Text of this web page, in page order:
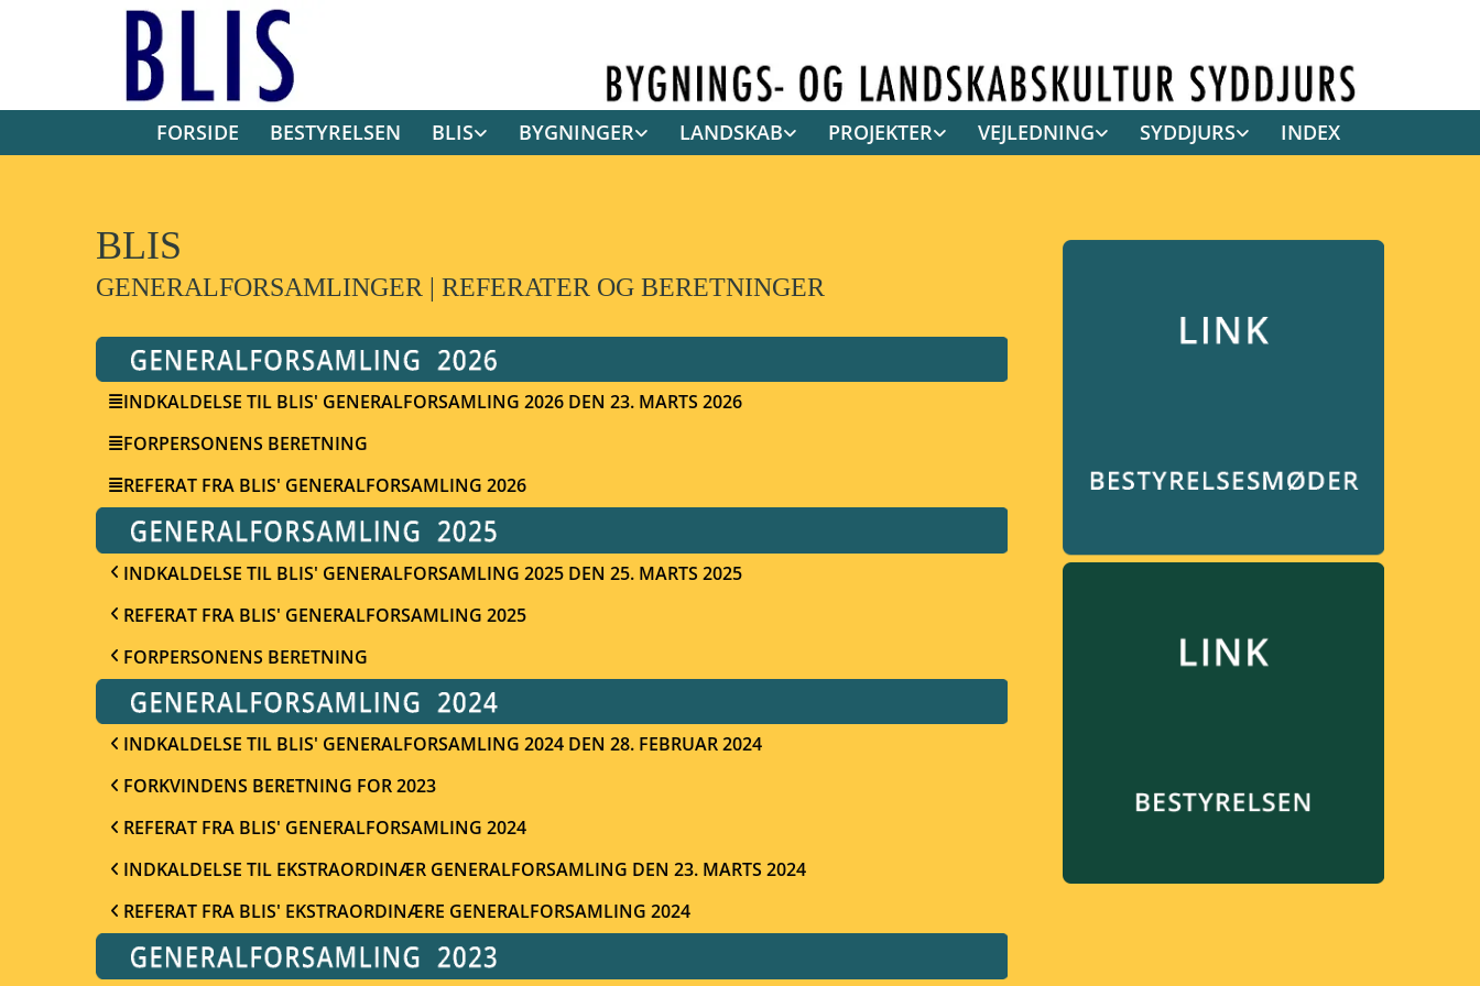
FORSIDE BESTYRELSEN BLIS BYGNINGER LANDSKAB PROJEKTER VEJLEDNING SYDDJURS INDEX
BLIS
GENERALFORSAMLINGER | REFERATER OG BERETNINGER
INDKALDELSE TIL BLIS' GENERALFORSAMLING 2026 DEN 23. MARTS 2026
FORPERSONENS BERETNING
REFERAT FRA BLIS' GENERALFORSAMLING 2026
INDKALDELSE TIL BLIS' GENERALFORSAMLING 2025 DEN 25. MARTS 2025
REFERAT FRA BLIS' GENERALFORSAMLING 2025
FORPERSONENS BERETNING
INDKALDELSE TIL BLIS' GENERALFORSAMLING 2024 DEN 28. FEBRUAR 2024
FORKVINDENS BERETNING FOR 2023
REFERAT FRA BLIS' GENERALFORSAMLING 2024
INDKALDELSE TIL EKSTRAORDINÆR GENERALFORSAMLING DEN 23. MARTS 2024
REFERAT FRA BLIS' EKSTRAORDINÆRE GENERALFORSAMLING 2024